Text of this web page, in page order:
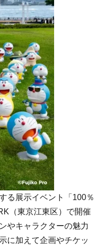
る展示イベント「100％
（東京江東区）で開催
やキャラクターの魅力
に加えて企画やチケッ